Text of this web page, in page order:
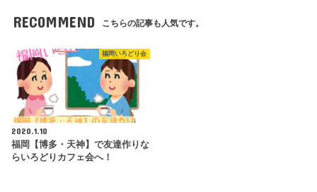
RECOMMEND こちらの記事も人気です。
福岡いろどり会
2020.1.10
福岡【博多・天神】で友達作りな
らいろどりカフェ会へ！